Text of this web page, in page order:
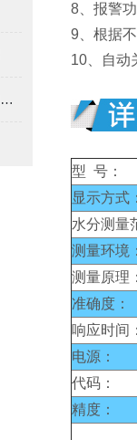
维科美拓与您探讨卤素灯与红外灯加热的区别
8、报警
9、根据
10、自动
型 号：
显示方式
水分测量
测量环境
测量原理
准确度：
响应时间
电源：
代码：
精度：